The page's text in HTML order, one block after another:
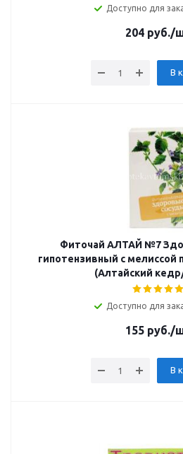
Доступно для
204руб./
В
Фиточай АЛТАЙ №7
гипотензивный с мелиссой
(Алтайский
Доступно для
155руб./
В